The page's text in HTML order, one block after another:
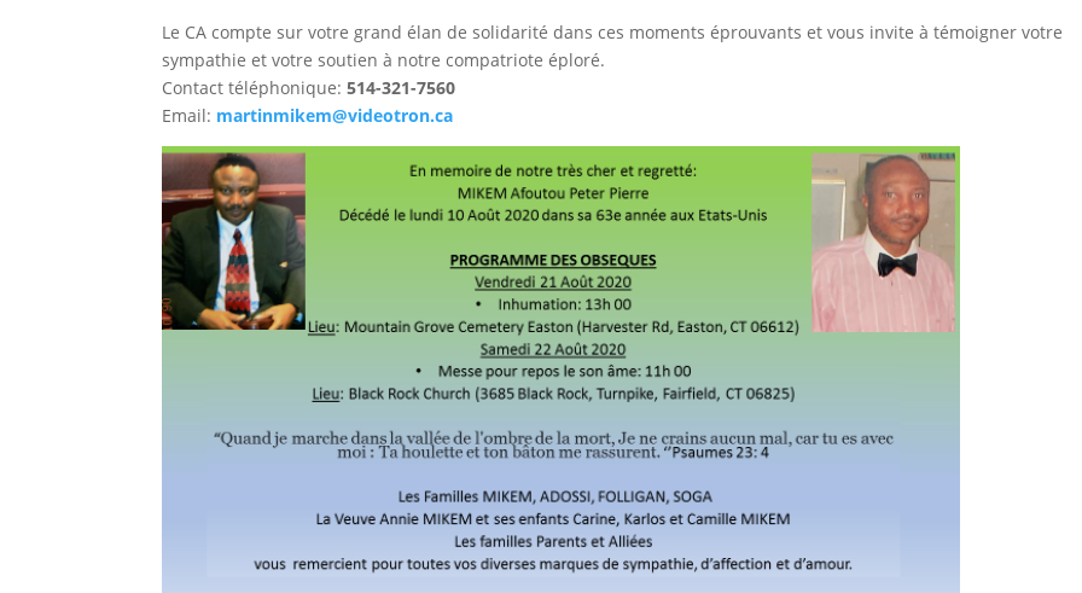
Le CA compte sur votre grand élan de solidarité dans ces moments éprouvants et vous invite à témoigner votre
sympathie et votre soutien à notre compatriote éploré.
Contact téléphonique:514-321-7560
Email: martinmikem@videotron.ca